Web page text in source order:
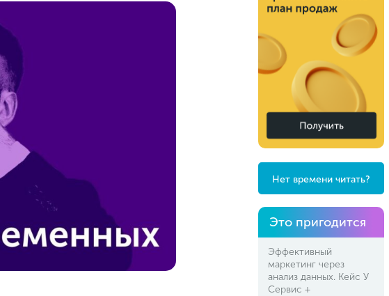
Нет времени читать?
Это пригодится
Эффективный
маркетинг через
анализ данных. Кейс У
Сервис +